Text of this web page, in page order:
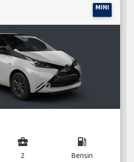
MINI
business_center
2
local_gas_station
Bensin